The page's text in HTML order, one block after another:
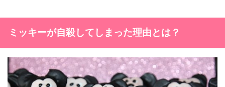
ミッキーが自殺してしまった理由とは？